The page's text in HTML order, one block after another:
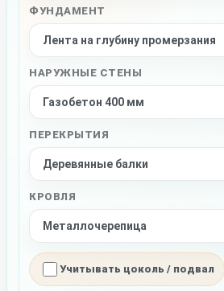
ФУНДАМЕНТ
НАРУЖНЫЕ СТЕНЫ
ПЕРЕКРЫТИЯ
КРОВЛЯ
Учитывать цоколь / подвал